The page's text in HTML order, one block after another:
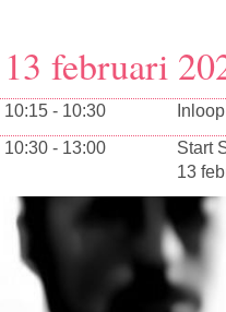
13 februari
10:15 - 10:30
Inloop
10:30 - 13:00
Start
13